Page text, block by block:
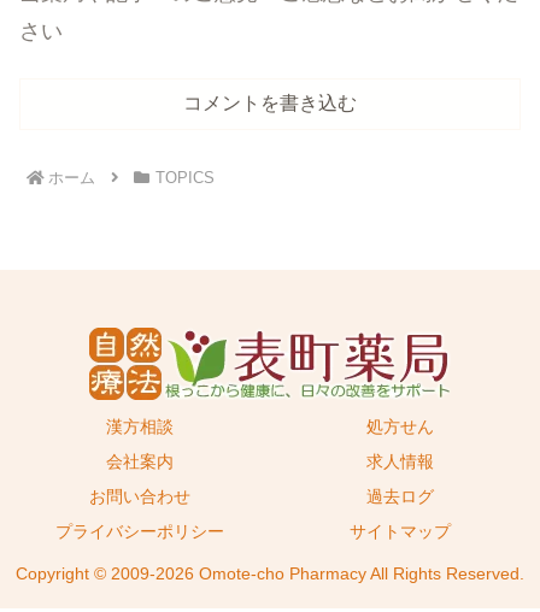
さい
コメントを書き込む
ホーム TOPICS
漢方相談
処方せん
会社案内
求人情報
お問い合わせ
過去ログ
プライバシーポリシー
サイトマップ
Copyright © 2009-2026 Omote-cho Pharmacy All Rights Reserved.